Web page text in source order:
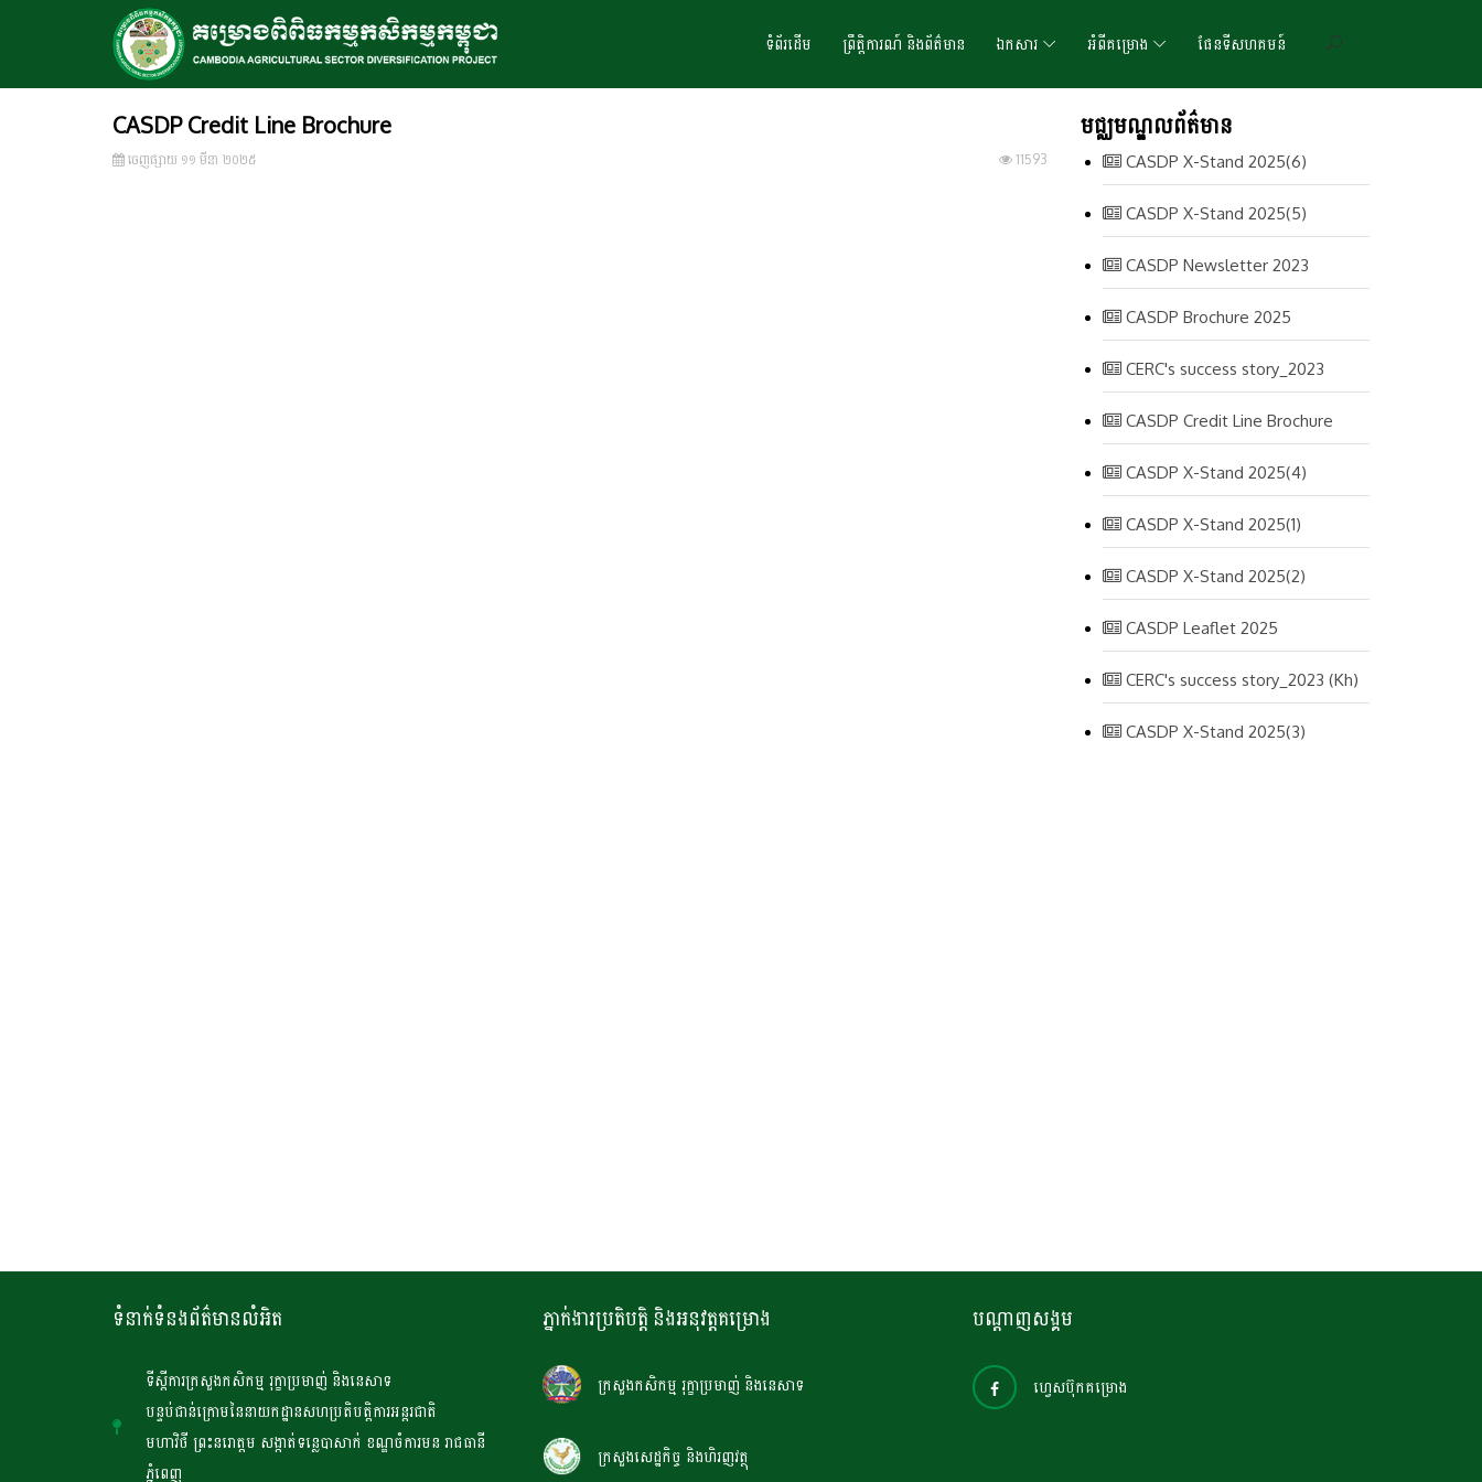
ទំព័រដើម ព្រឹត្តិការណ៍ និងព័ត៌មាន ឯកសារ អំពីគម្រោង ផែនទីសហគមន៍
CASDP Credit Line Brochure
ចេញ​ផ្សាយ​ ១១ មីនា ២០២៥ 11593
មជ្ឈមណ្ឌលព័ត៌មាន
CASDP X-Stand 2025(6)
CASDP X-Stand 2025(5)
CASDP Newsletter 2023
CASDP Brochure 2025
CERC's success story_2023
CASDP Credit Line Brochure
CASDP X-Stand 2025(4)
CASDP X-Stand 2025(1)
CASDP X-Stand 2025(2)
CASDP Leaflet 2025
CERC's success story_2023 (Kh)
CASDP X-Stand 2025(3)
ទំនាក់ទំនងព័ត៌មានលំអិត
ទីស្តីការក្រសួងកសិកម្ម រុក្ខាប្រមាញ់ និងនេសាទ
បន្ទប់ជាន់ក្រោមនៃនាយកដ្ឋានសហប្រតិបត្តិការអន្តរជាតិ
មហាវិថី ព្រះនរោត្តម សង្កាត់ទន្លេបាសាក់ ខណ្ឌចំការមន រាជធានី
ភ្នំពេញ
ភ្នាក់ងារប្រតិបត្តិ និងអនុវត្តគម្រោង
ក្រសួងកសិកម្ម រុក្ខាប្រមាញ់ និងនេសាទ
ក្រសួងសេដ្ឋកិច្ច និងហិរញវត្ថុ
បណ្តាញសង្គម
ហ្វេសប៊ុកគម្រោង